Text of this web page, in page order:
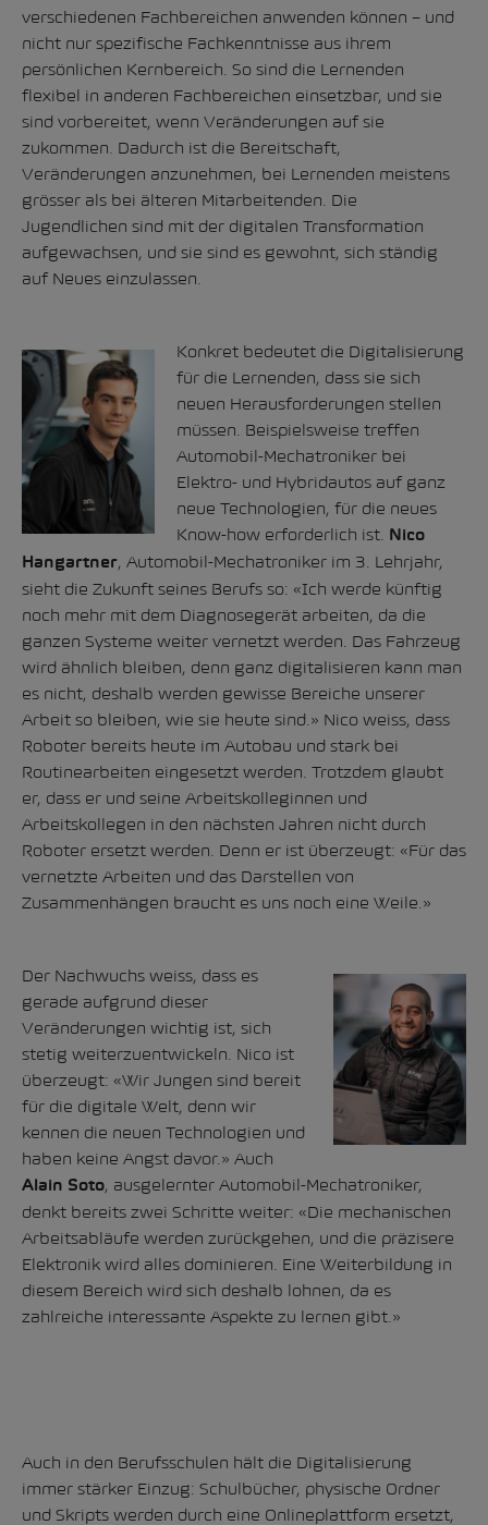
verschiedenen Fachbereichen anwenden können – und
nicht nur spezifische Fachkenntnisse aus ihrem
persönlichen Kernbereich. So sind die Lernenden
flexibel in anderen Fachbereichen einsetzbar, und sie
sind vorbereitet, wenn Veränderungen auf sie
zukommen. Dadurch ist die Bereitschaft,
Veränderungen anzunehmen, bei Lernenden meistens
grösser als bei älteren Mitarbeitenden. Die
Jugendlichen sind mit der digitalen Transformation
aufgewachsen, und sie sind es gewohnt, sich ständig
auf Neues einzulassen.
Konkret bedeutet die Digitalisierung
für die Lernenden, dass sie sich
neuen Herausforderungen stellen
müssen. Beispielsweise treffen
Automobil-Mechatroniker bei
Elektro- und Hybridautos auf ganz
neue Technologien, für die neues
Know-how erforderlich ist.
Nico
Hangartner, Automobil-Mechatroniker im 3. Lehrjahr,
sieht die Zukunft seines Berufs so: «Ich werde künftig
noch mehr mit dem Diagnosegerät arbeiten, da die
ganzen Systeme weiter vernetzt werden. Das Fahrzeug
wird ähnlich bleiben, denn ganz digitalisieren kann man
es nicht, deshalb werden gewisse Bereiche unserer
Arbeit so bleiben, wie sie heute sind.» Nico weiss, dass
Roboter bereits heute im Autobau und stark bei
Routinearbeiten eingesetzt werden. Trotzdem glaubt
er, dass er und seine Arbeitskolleginnen und
Arbeitskollegen in den nächsten Jahren nicht durch
Roboter ersetzt werden. Denn er ist überzeugt: «Für das
vernetzte Arbeiten und das Darstellen von
Zusammenhängen braucht es uns noch eine Weile.»
Der Nachwuchs weiss, dass es
gerade aufgrund dieser
Veränderungen wichtig ist, sich
stetig weiterzuentwickeln. Nico ist
überzeugt: «Wir Jungen sind bereit
für die digitale Welt, denn wir
kennen die neuen Technologien und
haben keine Angst davor.» Auch
Alain Soto, ausgelernter Automobil-Mechatroniker,
denkt bereits zwei Schritte weiter: «Die mechanischen
Arbeitsabläufe werden zurückgehen, und die präzisere
Elektronik wird alles dominieren. Eine Weiterbildung in
diesem Bereich wird sich deshalb lohnen, da es
zahlreiche interessante Aspekte zu lernen gibt.»
Auch in den Berufsschulen hält die Digitalisierung
immer stärker Einzug: Schulbücher, physische Ordner
und Skripts werden durch eine Onlineplattform ersetzt,